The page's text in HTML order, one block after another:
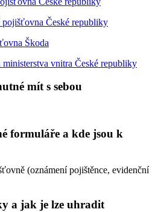
pojišťovna České republiky
Škoda
vnitra České republiky
mít s sebou
formuláře a kde jsou k
(oznámení pojištěnce, evidenční
a jak je lze uhradit